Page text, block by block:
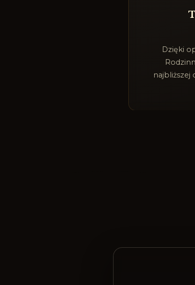
Dzięki
najbliższej